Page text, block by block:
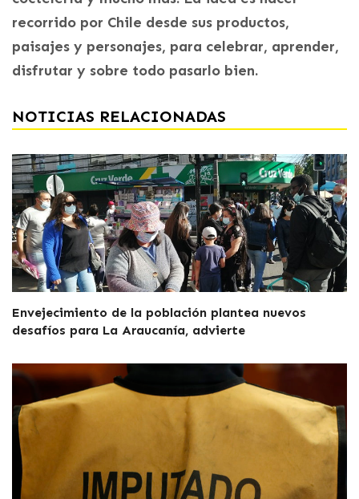
recorrido por Chile desde sus productos,
paisajes y personajes, para celebrar, aprender,
disfrutar y sobre todo pasarlo bien.
NOTICIAS RELACIONADAS
Envejecimiento de la población plantea nuevos
desafíos para La Araucanía, advierte